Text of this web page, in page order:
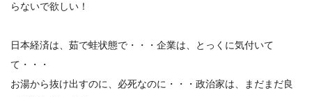
らないで欲しい！
日本経済は、茹で蛙状態で・・・企業は、とっくに気付いて
て・・・
お湯から抜け出すのに、必死なのに・・・政治家は、まだまだ良